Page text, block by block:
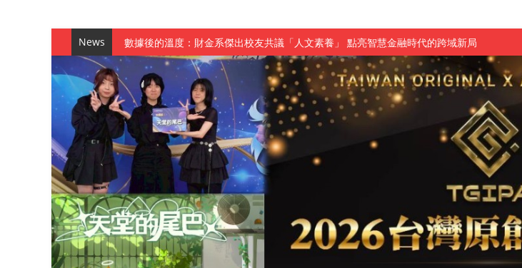
News
數據後的溫度：財金系傑出校友共議「人文素養」 點亮智慧金融時代的跨域新局
森城建設股份有限公司捐贈 嘉惠行管系莘莘學子
產學合作新里程！財金系師生參訪中租控股 探索金融實習優勢
英文公園 315期
【 第404期 】影視系榮獲59屆美國休士頓國際影展最高榮譽白金獎
【 第404期 】你抓得到我嗎？數媒系VR新創遊戲抱回金點新秀獎
【 第404期 】數媒系《光影潛歷史》榮獲全國實務專題競賽第一名
【 第404期 】探索空間設計解方 室設系學子於 2026 TSID 提出具體舊建築再利用提案
【 第404期 】從創意到實踐 數媒系學生於技專校院電腦動畫競賽嶄露頭角
【 第404期 】以品格奠基、用領導領航：中國科大雙校區學生會全國賽勇奪佳績